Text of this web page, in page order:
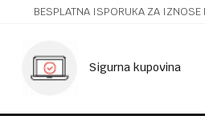
BESPLATNA ISPORUKA ZA IZNOSE
Sigurna kupovina